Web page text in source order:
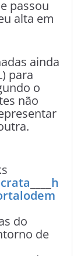
passou
alta em
ainda
para
o
não
h
do
de